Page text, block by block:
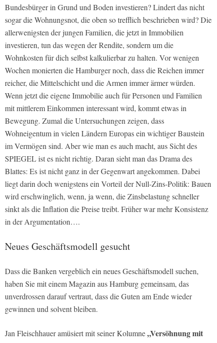
Bundesbürger in Grund und Boden investieren? Lindert das nicht
sogar die Wohnungsnot, die oben so trefflich beschrieben wird? Die
allerwenigsten der jungen Familien, die jetzt in Immobilien
investieren, tun das wegen der Rendite, sondern um die
Wohnkosten für dich selbst kalkulierbar zu halten. Vor wenigen
Wochen monierten die Hamburger noch, dass die Reichen immer
reicher, die Mittelschicht und die Armen immer ärmer würden.
Wenn jetzt die eigene Immobilie auch für Personen und Familien
mit mittlerem Einkommen interessant wird, kommt etwas in
Bewegung. Zumal die Untersuchungen zeigen, dass
Wohneigentum in vielen Ländern Europas ein wichtiger Baustein
im Vermögen sind. Aber wie man es auch macht, aus Sicht des
SPIEGEL ist es nicht richtig. Daran sieht man das Drama des
Blattes: Es ist nicht ganz in der Gegenwart angekommen. Dabei
liegt darin doch wenigstens ein Vorteil der Null-Zins-Politik: Bauen
wird erschwinglich, wenn, ja wenn, die Zinsbelastung schneller
sinkt als die Inflation die Preise treibt. Früher war mehr Konsistenz
in der Argumentation….
Neues Geschäftsmodell gesucht
Dass die Banken vergeblich ein neues Geschäftsmodell suchen,
haben Sie mit einem Magazin aus Hamburg gemeinsam, das
unverdrossen darauf vertraut, dass die Guten am Ende wieder
gewinnen und solvent bleiben.
Jan Fleischhauer amüsiert mit seiner Kolumne„Versöhnung mit